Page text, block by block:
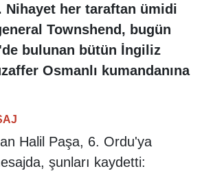
Nihayet her taraftan ümidi
Townshend, bugün
bulunan bütün İngiliz
Osmanlı kumandanına
Halil Paşa, 6. Ordu'ya
şunları kaydetti: